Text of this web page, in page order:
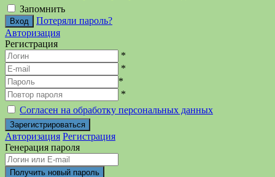
Запомнить
Потеряли пароль?
Авторизация
Регистрация
*
*
*
*
Согласен на обработку персональных данных
Авторизация Регистрация
Генерация пароля